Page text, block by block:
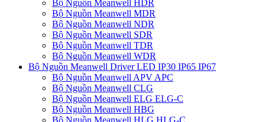
Bộ Nguồn Meanwell HDR
Bộ Nguồn Meanwell MDR
Bộ Nguồn Meanwell NDR
Bộ Nguồn Meanwell SDR
Bộ Nguồn Meanwell TDR
Bộ Nguồn Meanwell WDR
Bộ Nguồn Meanwell Driver LED IP30 IP65 IP67
Bộ Nguồn Meanwell APV APC
Bộ Nguồn Meanwell CLG
Bộ Nguồn Meanwell ELG ELG-C
Bộ Nguồn Meanwell HBG
Bộ Nguồn Meanwell HLG HLG-C